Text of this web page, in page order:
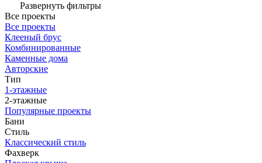
Развернуть фильтры
Все проекты
Все проекты
Клееный брус
Комбинированные
Каменные дома
Авторские
Тип
1-этажные
2-этажные
Популярные проекты
Бани
Стиль
Классический стиль
Фахверк